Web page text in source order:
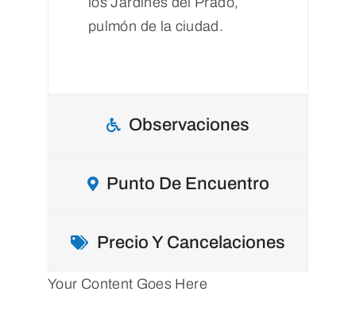
pulmón de la ciudad.
Observaciones
Punto De Encuentro
Precio Y Cancelaciones
Your Content Goes Here